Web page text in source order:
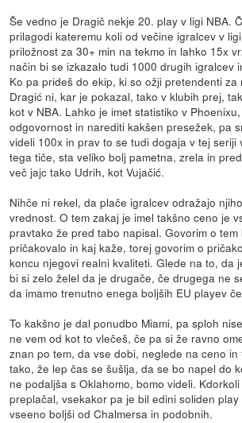
Še vedno je Dragič nekje 20. play v ligi NBA.
prilagodi kateremu koli od večine igralcev v
priložnost za 30+ min na tekmo in lahko 15x
način bi se izkazalo tudi 1000 drugih igralcev
Ko pa prideš do ekip, ki so ožji pretendenti za
Dragić ni, kar je pokazal, tako v klubih prej,
kot v NBA. Lahko je imet statistiko v
odgovornost in narediti kakšen presežek, pa
videli 100x in prav to se tudi dogaja v tej seriji
tega tiče, sta veliko bolj pametna, zrela in
več jajc tako Udrih, kot Vujačić.
Nihče ni rekel, da plače igralcev odražajo
vrednost. O tem zakaj je imel takšno ceno je
pravtako že pred tabo napisal. Govorim o
pričakovalo in kaj kaže, torej govorim o
koncu njegovi realni kvaliteti. Glede na to, da
bi si zelo želel da je drugače, če drugega ne
da imamo trenutno enega boljših EU playev
To kakšno je dal ponudbo Miami, pa sploh
ne vem od kot to vlečeš, če pa si že ravno
znan po tem, da vse dobi, neglede na ceno
tako, že lep čas se šušlja, da se bo napel do
ne podaljša s Oklahomo, bomo videli.
preplačal, vsekakor pa je bil edini soliden
vseeno boljši od Chalmersa in podobnih.